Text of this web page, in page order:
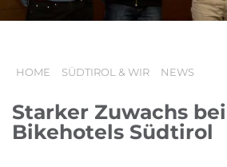
SÜDTIROL & WIR
HOME SÜDTIROL & WIR NEWS
Starker Zuwachs
Bikehotels Südtirol